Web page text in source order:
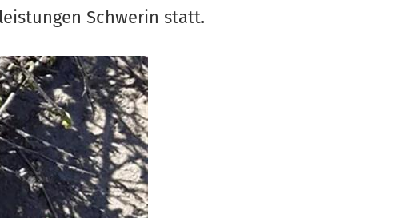
Schwerin statt.